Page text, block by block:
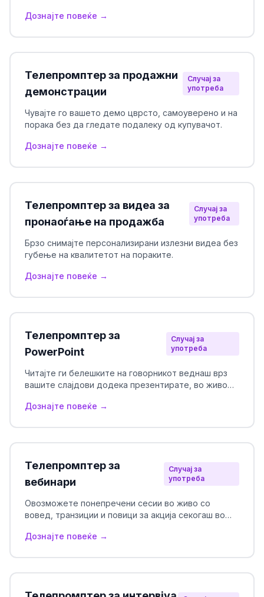
Дознајте повеќе →
Телепромптер за продажни
демонстрации
Случај за
употреба
Чувајте го вашето демо цврсто, самоуверено и на
порака без да гледате подалеку од купувачот.
Дознајте повеќе →
Телепромптер за видеа за
пронаоѓање на продажба
Случај за
употреба
Брзо снимајте персонализирани излезни видеа без
губење на квалитетот на пораките.
Дознајте повеќе →
Телепромптер за
PowerPoint
Случај за
употреба
Читајте ги белешките на говорникот веднаш врз
вашите слајдови додека презентирате, во живо
Дознајте повеќе →
Телепромптер за
вебинари
Случај за
употреба
Овозможете понепречени сесии во живо со
вовед, транзиции и повици за акција секогаш во
Дознајте повеќе →